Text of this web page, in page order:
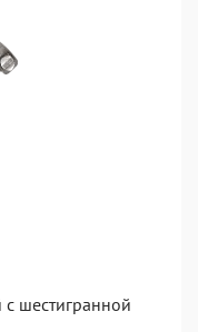
шестигранной